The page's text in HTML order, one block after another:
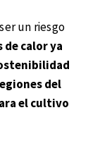
un riesgo
de calor ya
del
el cultivo